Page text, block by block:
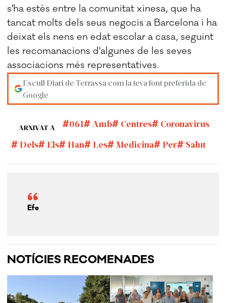
s'ha estès entre la comunitat xinesa, que ha
tancat molts dels seus negocis a Barcelona i ha
deixat els nens en edat escolar a casa, seguint
les recomanacions d'algunes de les seves
associacions més representatives.
Escull Diari de Terrassa com la teva font preferida de
Google
ARXIVAT A 061 Amb Centres
Coronavirus
Dels
Els Han Les Medicina Per Salut
Efe
NOTÍCIES RECOMENADES